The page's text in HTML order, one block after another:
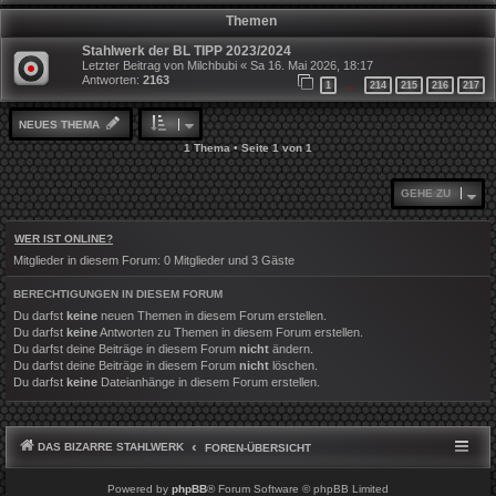
Themen
Stahlwerk der BL TIPP 2023/2024
Letzter Beitrag von Milchbubi « Sa 16. Mai 2026, 18:17
Antworten: 2163 1 … 214 215 216 217
NEUES THEMA
1 Thema • Seite1 von1
GEHE ZU
WER IST ONLINE?
Mitglieder in diesem Forum: 0 Mitglieder und 3 Gäste
BERECHTIGUNGEN IN DIESEM FORUM
Du darfst keine neuen Themen in diesem Forum erstellen.
Du darfst keineAntworten zu Themen in diesem Forum erstellen.
Du darfst deine Beiträge in diesem Forum nicht ändern.
Du darfst deine Beiträge in diesem Forum nicht löschen.
Du darfst keine Dateianhänge in diesem Forum erstellen.
DAS BIZARRE STAHLWERK FOREN-ÜBERSICHT
Powered by phpBB® Forum Software © phpBB Limited